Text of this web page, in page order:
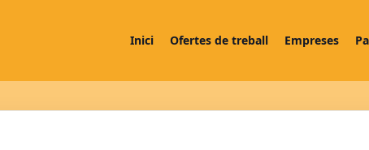
Inici Ofertes de treball Empreses